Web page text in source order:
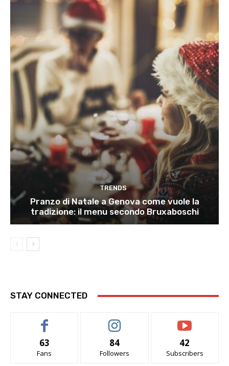
TRENDS
Pranzo di Natale a Genova come vuole la
tradizione: il menu secondo Bruxaboschi
STAY CONNECTED
63
Fans
84
Followers
42
Subscribers